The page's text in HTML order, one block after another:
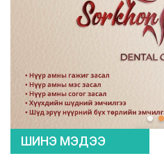
ШИНЭ МЭДЭЭ